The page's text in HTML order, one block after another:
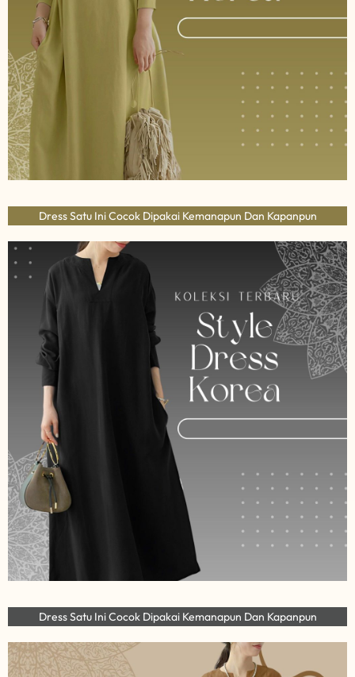
Dress Satu Ini Cocok Dipakai Kemanapun Dan Kapanpun
Dress Satu Ini Cocok Dipakai Kemanapun Dan Kapanpun